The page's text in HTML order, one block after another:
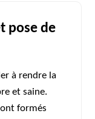
pose de
à rendre la
et saine.
formés